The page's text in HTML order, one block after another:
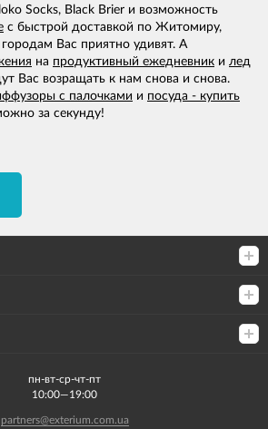
Socks, Black Brier и возможность
с быстрой доставкой по Житомиру,
Вас приятно удивят. А
на продуктивный ежедневник и лед
Вас возращать к нам снова и снова.
с палочками и посуда - купить
за секунду!
пн-вт-ср-чт-пт
10:00—19:00
partners@exterium.com.ua